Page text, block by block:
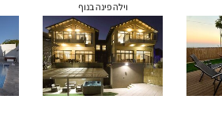
וילה פינה בנוף